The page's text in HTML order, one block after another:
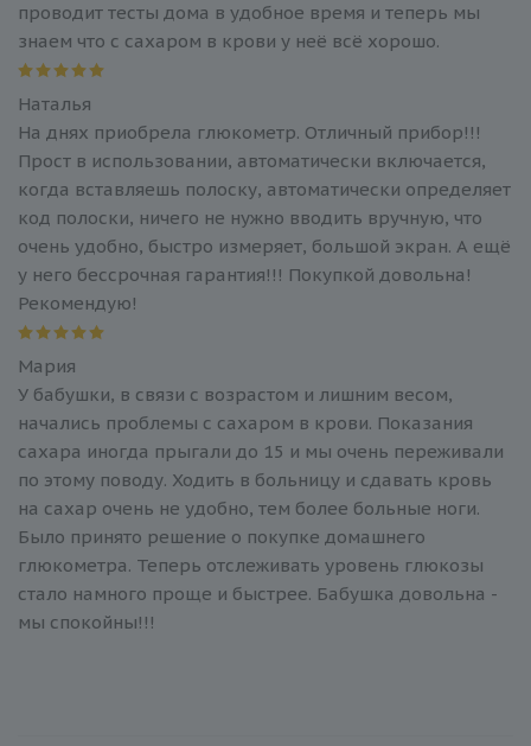
проводит тесты дома в удобное время и теперь мы
знаем что с сахаром в крови у неё всё хорошо.
Наталья
На днях приобрела глюкометр. Отличный прибор!!!
Прост в использовании, автоматически включается,
когда вставляешь полоску, автоматически определяет
код полоски, ничего не нужно вводить вручную, что
очень удобно, быстро измеряет, большой экран. А ещё
у него бессрочная гарантия!!! Покупкой довольна!
Рекомендую!
Мария
У бабушки, в связи с возрастом и лишним весом,
начались проблемы с сахаром в крови. Показания
сахара иногда прыгали до 15 и мы очень переживали
по этому поводу. Ходить в больницу и сдавать кровь
на сахар очень не удобно, тем более больные ноги.
Было принято решение о покупке домашнего
глюкометра. Теперь отслеживать уровень глюкозы
стало намного проще и быстрее. Бабушка довольна -
мы спокойны!!!